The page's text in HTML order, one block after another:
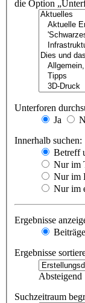
die Option
Unterforen
Ja
Innerhalb suchen:
Betreff
Nur im
Nur im
Nur im
Ergebnisse
Beiträge
Ergebnisse
Absteigend
Suchzeitraum